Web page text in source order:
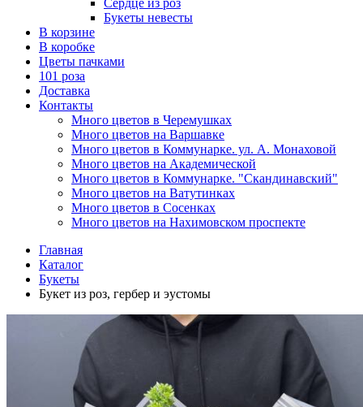
Букеты невесты
В корзине
В коробке
Цветы пачками
101 роза
Доставка
Контакты
Много цветов в Черемушках
Много цветов на Варшавке
Много цветов в Коммунарке. ул. А. Монаховой
Много цветов на Академической
Много цветов в Коммунарке. "Скандинавский"
Много цветов на Ватутинках
Много цветов в Сосенках
Много цветов на Нахимовском проспекте
Главная
Каталог
Букеты
Букет из роз, гербер и эустомы